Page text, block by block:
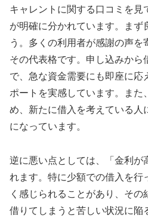
キャレントに関する口コミを見
が明確に分かれています。まず
う。多くの利用者が感謝の声を
その代表格です。申し込みから
で、急な資金需要にも即座に応
ポートを実感しています。また
め、新たに借入を考えている人
になっています。
逆に悪い点としては、「金利が
れます。特に少額での借入を行
く感じられることがあり、その
借りてしまうと苦しい状況に陥